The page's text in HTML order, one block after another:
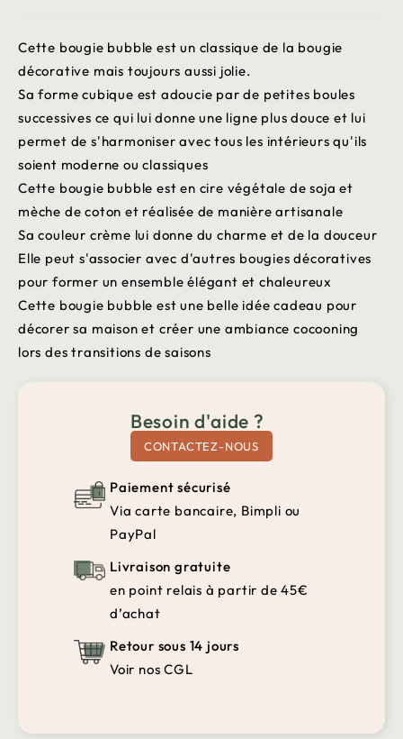
Cette bougie bubble est un classique de la bougie
décorative mais toujours aussi jolie.
Sa forme cubique est adoucie par de petites boules
successives ce qui lui donne une ligne plus douce et lui
permet de s'harmoniser avec tous les intérieurs qu'ils
soient moderne ou classiques
Cette bougie bubble est en cire végétale de soja et
mèche de coton et réalisée de manière artisanale
Sa couleur crème lui donne du charme et de la douceur
Elle peut s'associer avec d'autres bougies décoratives
pour former un ensemble élégant et chaleureux
Cette bougie bubble est une belle idée cadeau pour
décorer sa maison et créer une ambiance cocooning
lors des transitions de saisons
Besoin d'aide ?
CONTACTEZ-NOUS
Paiement sécurisé
Via carte bancaire, Bimpli ou
PayPal
Livraison gratuite
en point relais à partir de 45€
d’achat
Retour sous 14 jours
Voir nos CGL